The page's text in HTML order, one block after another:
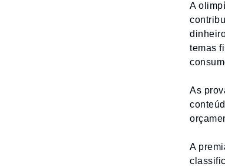
A
temas
As
A